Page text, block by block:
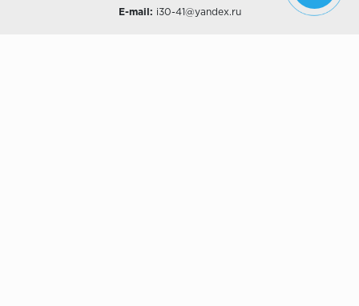
E-mail: i30-41@yandex.ru